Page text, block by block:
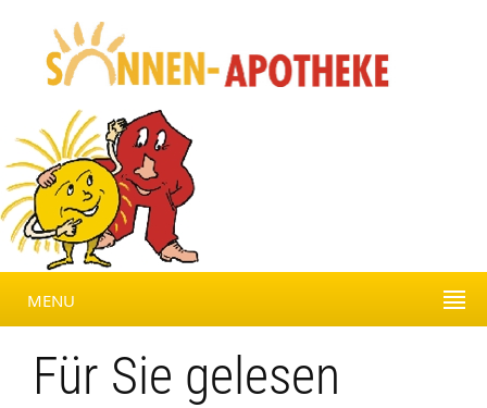
MENU
Für Sie gelesen